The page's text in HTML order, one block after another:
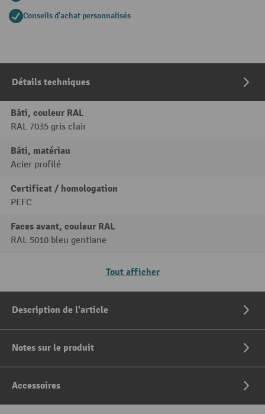
Conseils d'achat personnalisés
Détails techniques
Bâti, couleur RAL
RAL 7035 gris clair
Bâti, matériau
Acier profilé
Certificat / homologation
PEFC
Faces avant, couleur RAL
RAL 5010 bleu gentiane
Tout afficher
Description de l'article
Notes sur le produit
Accessoires